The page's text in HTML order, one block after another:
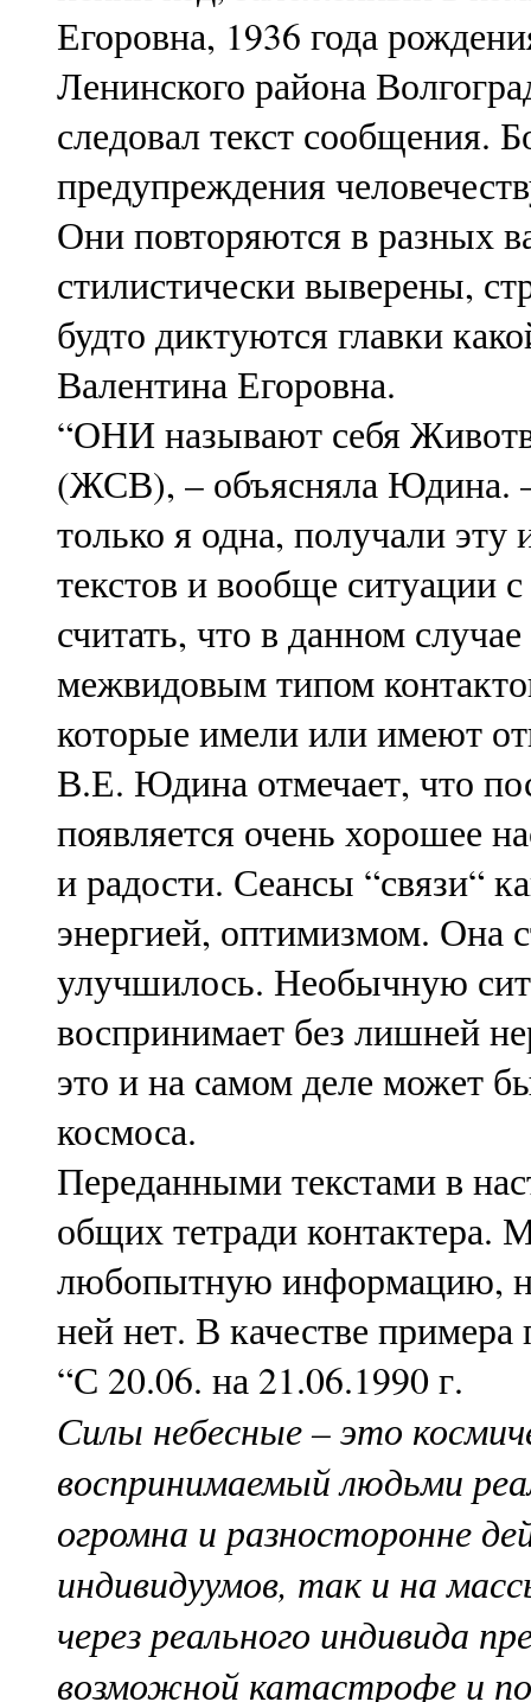
Егоровна, 1936 года
Ленинского района
следовал текст сообщения.
предупреждения
Они повторяются в разных
стилистически выверены,
будто диктуются главки
Валентина Егоровна.
“ОНИ называют себя
(ЖСВ), – объясняла Юдина.
только я одна, получали
текстов и вообще ситуации
считать, что в данном
межвидовым типом
которые имели или имеют
В.Е. Юдина отмечает, что
появляется очень хорошее
и радости. Сеансы “связи“
энергией, оптимизмом. Она
улучшилось. Необычную
воспринимает без лишней
это и на самом деле может
космоса.
Переданными текстами в
общих тетради контактера.
любопытную информацию,
ней нет. В качестве
“С 20.06. на 21.06.1990 г.
Силы небесные – это
воспринимаемый людьми
огромна и разносторонне
индивидуумов, так и на
через реального индивида
возможной катастрофе и